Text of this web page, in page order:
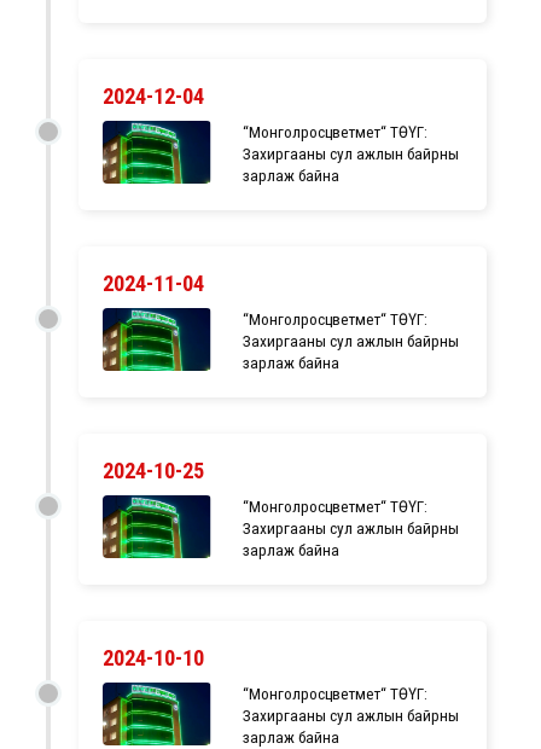
2024-12-04
“Монголросцветмет“ ТӨҮГ:
Захиргааны сул ажлын байрны
зарлаж байна
2024-11-04
“Монголросцветмет“ ТӨҮГ:
Захиргааны сул ажлын байрны
зарлаж байна
2024-10-25
“Монголросцветмет“ ТӨҮГ:
Захиргааны сул ажлын байрны
зарлаж байна
2024-10-10
“Монголросцветмет“ ТӨҮГ:
Захиргааны сул ажлын байрны
зарлаж байна